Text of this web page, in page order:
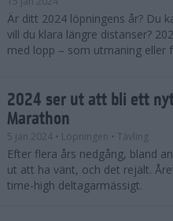
Är ditt 2024 löpningens år? Du
vill du klara längre distanser?
med lopp – som utmaning eller
2024 ser ut att bli ett
Marathon
5 jan 2024 • Löpningen • Tävling
Efter flera års nedgång, bland
ut att ha vänt, och det rejält.
time-high deltagarmässigt.